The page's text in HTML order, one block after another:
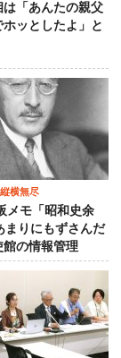
「あんたの親父
ッとしたよ」と
横無尽
メモ「昭和史余
まりにもずさんだ
館の情報管理